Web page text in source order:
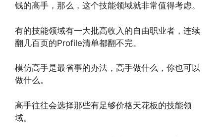
钱的高手，那么，这个技能领域就非常值得考虑。
有的技能领域有一大批高收入的自由职业者，连续
翻几百页的Profile清单都翻不完。
模仿高手是最省事的办法，高手做什么，你也可以
做什么。
高手往往会选择那些有足够价格天花板的技能领
域。